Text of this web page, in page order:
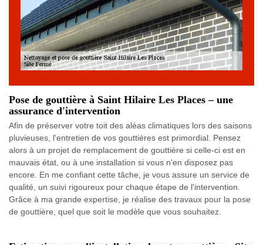
Pose de gouttière à Saint Hilaire Les Places – une
assurance d'intervention
Afin de préserver votre toit des aléas climatiques lors des saisons
pluvieuses, l'entretien de vos gouttières est primordial. Pensez
alors à un projet de remplacement de gouttière si celle-ci est en
mauvais état, ou à une installation si vous n'en disposez pas
encore. En me confiant cette tâche, je vous assure un service de
qualité, un suivi rigoureux pour chaque étape de l'intervention.
Grâce à ma grande expertise, je réalise des travaux pour la pose
de gouttière, quel que soit le modèle que vous souhaitez.